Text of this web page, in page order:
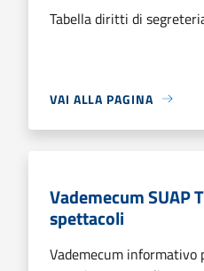
Tabella diritti di
VAI ALLA PAGINA
Vademecum SUAP
spettacoli
Vademecum informativo